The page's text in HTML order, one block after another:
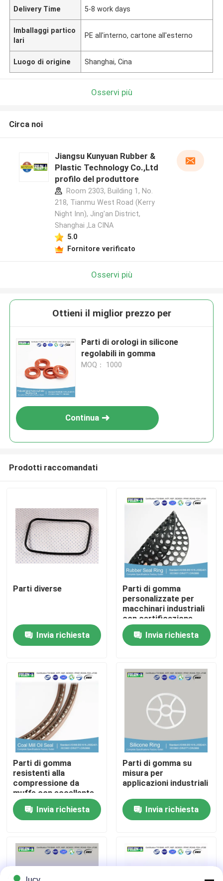
Casa
Prodotti
Fatory Tour
Controllo di qualità
Contattaci
notizie
Tutti i casi
giunti circolari di gomma
Delivery Time 5-8 work days
Imballaggi partico
lari
PE all'interno, cartone all'esterno
Luogo di origine Shanghai, Cina
Osservi più
Circa noi
Jiangsu Kunyuan Rubber &
Plastic Technology Co.,Ltd
profilo del produttore
Room 2303, Building 1, No.
218, Tianmu West Road (Kerry
Night Inn), Jing'an District,
Shanghai ,La CINA
5.0
Fornitore verificato
Osservi più
Ottieni il miglior prezzo per
Parti di orologi in silicone
regolabili in gomma
MOQ： 1000
Continua
Prodotti raccomandati
Parti diverse
Invia richiesta
Parti di gomma
personalizzate per
macchinari industriali
con certificazione
ROHS REACH FDA
LFGB Invia richiesta
Parti di gomma
resistenti alla
compressione da
muffe con eccellente
resistenza chimica
Invia richiesta
Parti di gomma su
misura per
applicazioni industriali
Invia richiesta